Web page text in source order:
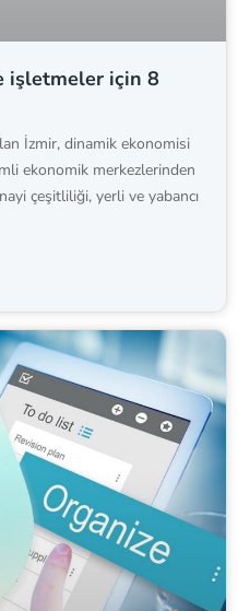
işletmeler için 8
İzmir, dinamik ekonomisi
ekonomik merkezlerinden
çeşitliliği, yerli ve yabancı